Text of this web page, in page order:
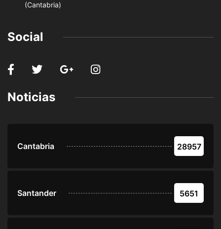
(Cantabria)
Social
Noticias
Cantabria 28957
Santander 5651